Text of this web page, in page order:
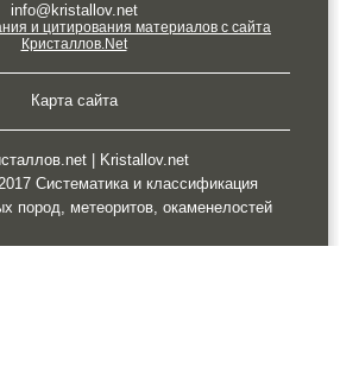
info@kristallov.net
и цитирования материалов с сайта
Кристаллов.Net
Карта сайта
| Kristallov.net
Систематика и классификация
пород, метеоритов, окаменелостей